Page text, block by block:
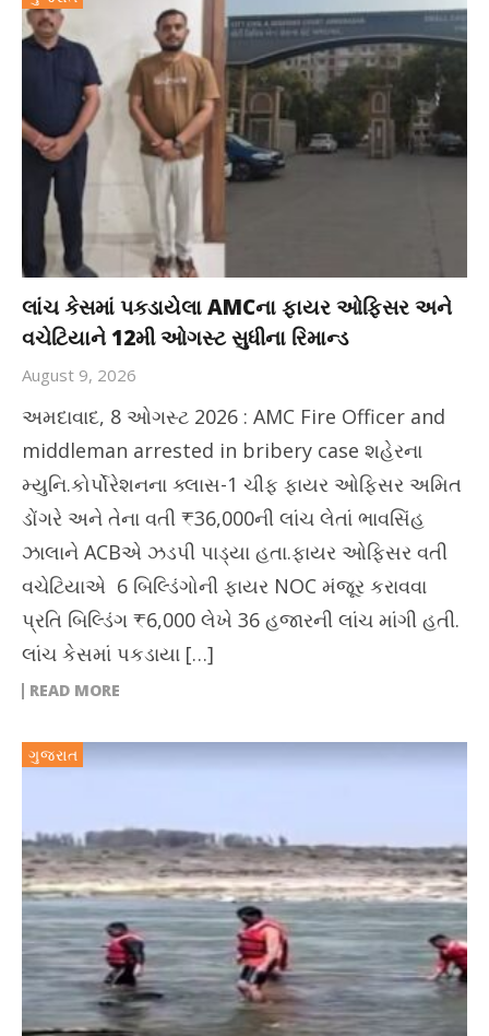
લાંચ કેસમાં પકડાયેલા AMCના ફાયર ઓફિસર અને
વચેટિયાને 12મી ઓગસ્ટ સુધીના રિમાન્ડ
August 9, 2026
અમદાવાદ, 8 ઓગસ્ટ 2026 : AMC Fire Officer and
middleman arrested in bribery case શહેરના
મ્યુનિ.કોર્પોરેશનના ક્લાસ-1 ચીફ ફાયર ઓફિસર અમિત
ડોંગરે અને તેના વતી ₹36,000ની લાંચ લેતાં ભાવસિંહ
ઝાલાને ACBએ ઝડપી પાડ્યા હતા.ફાયર ઓફિસર વતી
વચેટિયાએ 6 બિલ્ડિંગોની ફાયર NOC મંજૂર કરાવવા
પ્રતિ બિલ્ડિંગ ₹6,000 લેખે 36 હજારની લાંચ માંગી હતી.
લાંચ કેસમાં પકડાયા […]
READ MORE
ગુજરાત